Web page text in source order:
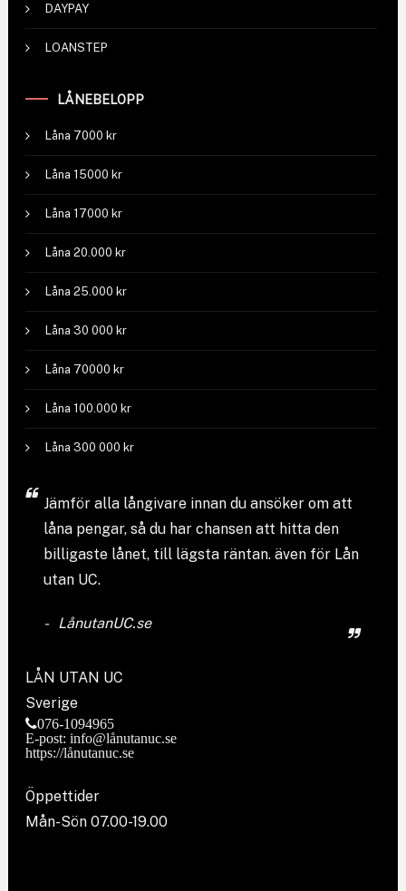
DAYPAY
LOANSTEP
LÅNEBELOPP
Låna 7000 kr
Låna 15000 kr
Låna 17000 kr
Låna 20.000 kr
Låna 25.000 kr
Låna 30 000 kr
Låna 70000 kr
Låna 100.000 kr
Låna 300 000 kr
Jämför alla långivareinnan du ansöker om att
låna pengar, så du har chansen att hitta den
billigaste lånet, till lägsta räntan. även för Lån
utan UC.
LånutanUC.se
LÅN UTAN UC
Sverige
076-1094965
E-post: info@lånutanuc.se
https://lånutanuc.se
Öppettider
Mån-Sön 07.00-19.00